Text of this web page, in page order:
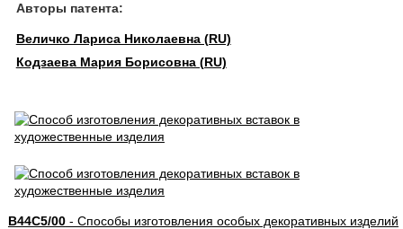
Авторы патента:
Величко Лариса Николаевна (RU)
Кодзаева Мария Борисовна (RU)
B44C5/00- Способы изготовления особых декоративных изделий